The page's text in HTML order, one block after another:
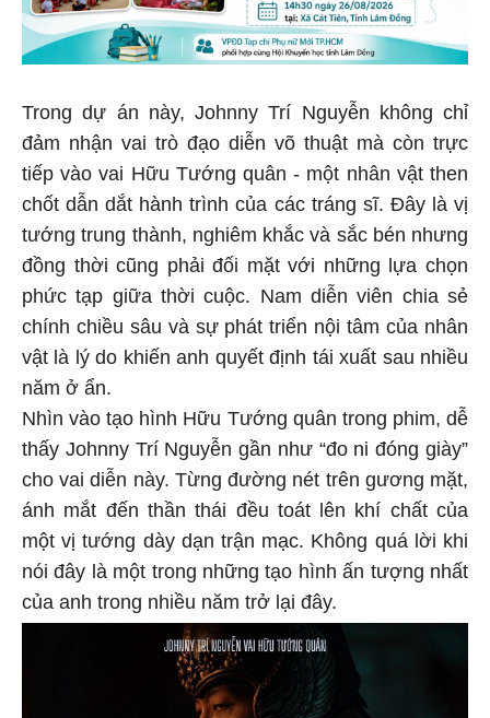
Trong dự án này, Johnny Trí Nguyễn không chỉ
đảm nhận vai trò đạo diễn võ thuật mà còn trực
tiếp vào vai Hữu Tướng quân - một nhân vật then
chốt dẫn dắt hành trình của các tráng sĩ. Đây là vị
tướng trung thành, nghiêm khắc và sắc bén nhưng
đồng thời cũng phải đối mặt với những lựa chọn
phức tạp giữa thời cuộc. Nam diễn viên chia sẻ
chính chiều sâu và sự phát triển nội tâm của nhân
vật là lý do khiến anh quyết định tái xuất sau nhiều
năm ở ẩn.
Nhìn vào tạo hình Hữu Tướng quân trong phim, dễ
thấy Johnny Trí Nguyễn gần như “đo ni đóng giày”
cho vai diễn này. Từng đường nét trên gương mặt,
ánh mắt đến thần thái đều toát lên khí chất của
một vị tướng dày dạn trận mạc. Không quá lời khi
nói đây là một trong những tạo hình ấn tượng nhất
của anh trong nhiều năm trở lại đây.